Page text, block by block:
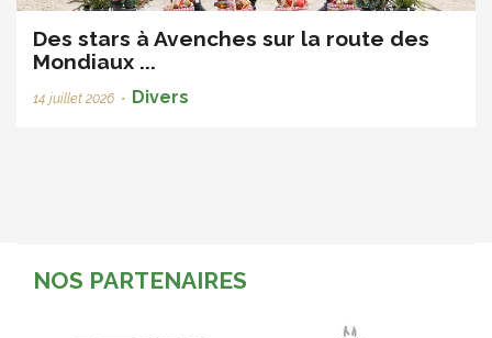
Des stars à Avenches sur la route des
Mondiaux ...
14 juillet 2026 • Divers
NOS PARTENAIRES